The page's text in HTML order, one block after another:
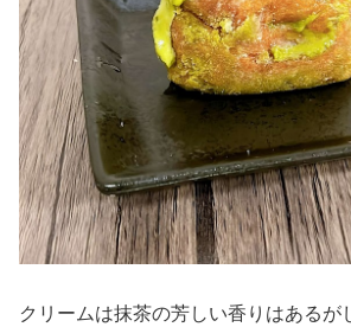
クリームは抹茶の芳しい香りはあるが